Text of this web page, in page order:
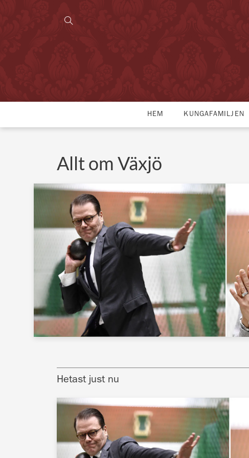
HEM KUNGAFAMILJEN
Allt om Växjö
Hetast just nu